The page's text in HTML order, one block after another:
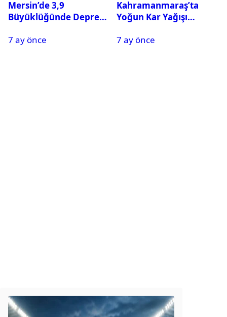
Mersin’de 3,9
Büyüklüğünde Deprem
7 ay önce
Kahramanmaraş’ta
Yoğun Kar Yağışı
Tatil
7 ay önce